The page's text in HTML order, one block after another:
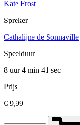
Kate Frost
Spreker
Cathalijne de Sonnaville
Speelduur
8 uur 4 min 41 sec
Prijs
€ 9,99